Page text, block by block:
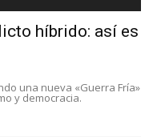
híbrido: así es
una nueva «Guerra Fría»
y democracia.